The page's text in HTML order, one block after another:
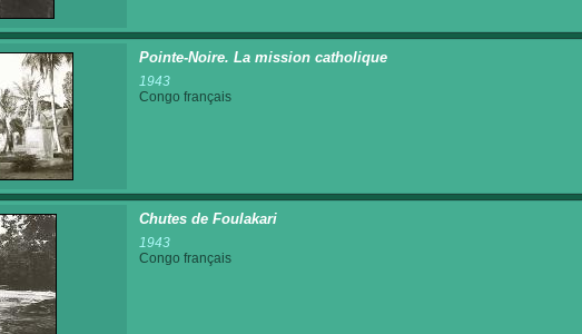
Pointe-Noire. La mission catholique
1943
Congo français
Chutes de Foulakari
1943
Congo français